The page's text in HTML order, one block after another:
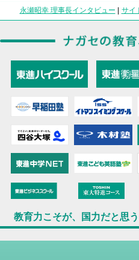
永瀬昭幸 理事長インタビュー | サイ
教育力こそが、国力だと思う